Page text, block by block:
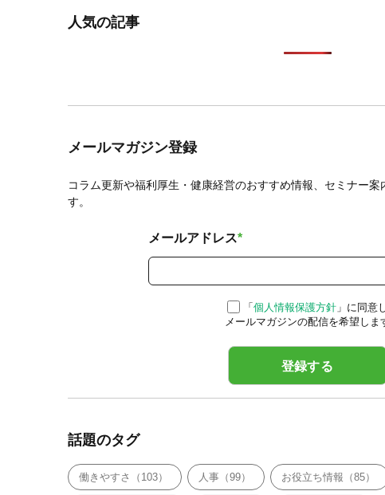
人気の記事
メールマガジン登録
コラム更新や福利厚生・健康経営のおすすめ情報、セミナー
す。
メールアドレス*
「 個人情報保護方針」に同意
メールマガジンの配信を希望しま
話題のタグ
働きやすさ（103） 人事（99） お役立ち情報（85）